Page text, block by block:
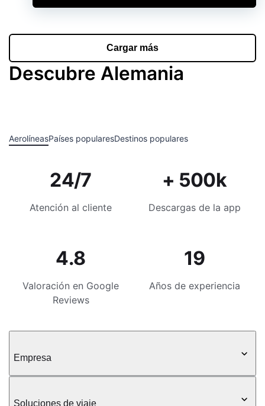
Cargar más
Descubre Alemania
AerolíneasPaíses popularesDestinos populares
24/7
Atención al cliente
+ 500k
Descargas de la app
4.8
Valoración en Google
Reviews
19
Años de experiencia
Empresa
Soluciones de viaje